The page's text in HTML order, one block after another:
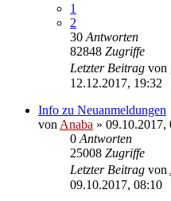
1
2
30 Antworten
82848 Zugriffe
Letzter Beitrag von
12.12.2017, 19:32
Info zu Neuanmeldungen
von Anaba » 09.10.2017,
0 Antworten
25008 Zugriffe
Letzter Beitrag von
09.10.2017, 08:10